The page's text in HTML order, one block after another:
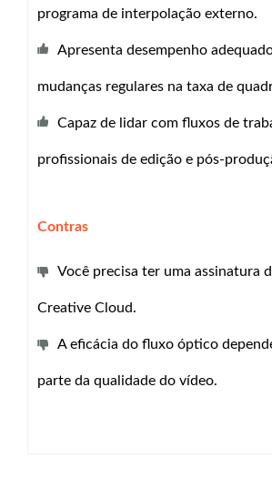
programa de interpolação externo.
Apresenta desempenho
mudanças regulares na taxa de
Capaz de lidar com fluxos de
profissionais de edição e pós-
Contras
Você precisa ter uma assinatura
Creative Cloud.
A eficácia do fluxo óptico
parte da qualidade do vídeo.